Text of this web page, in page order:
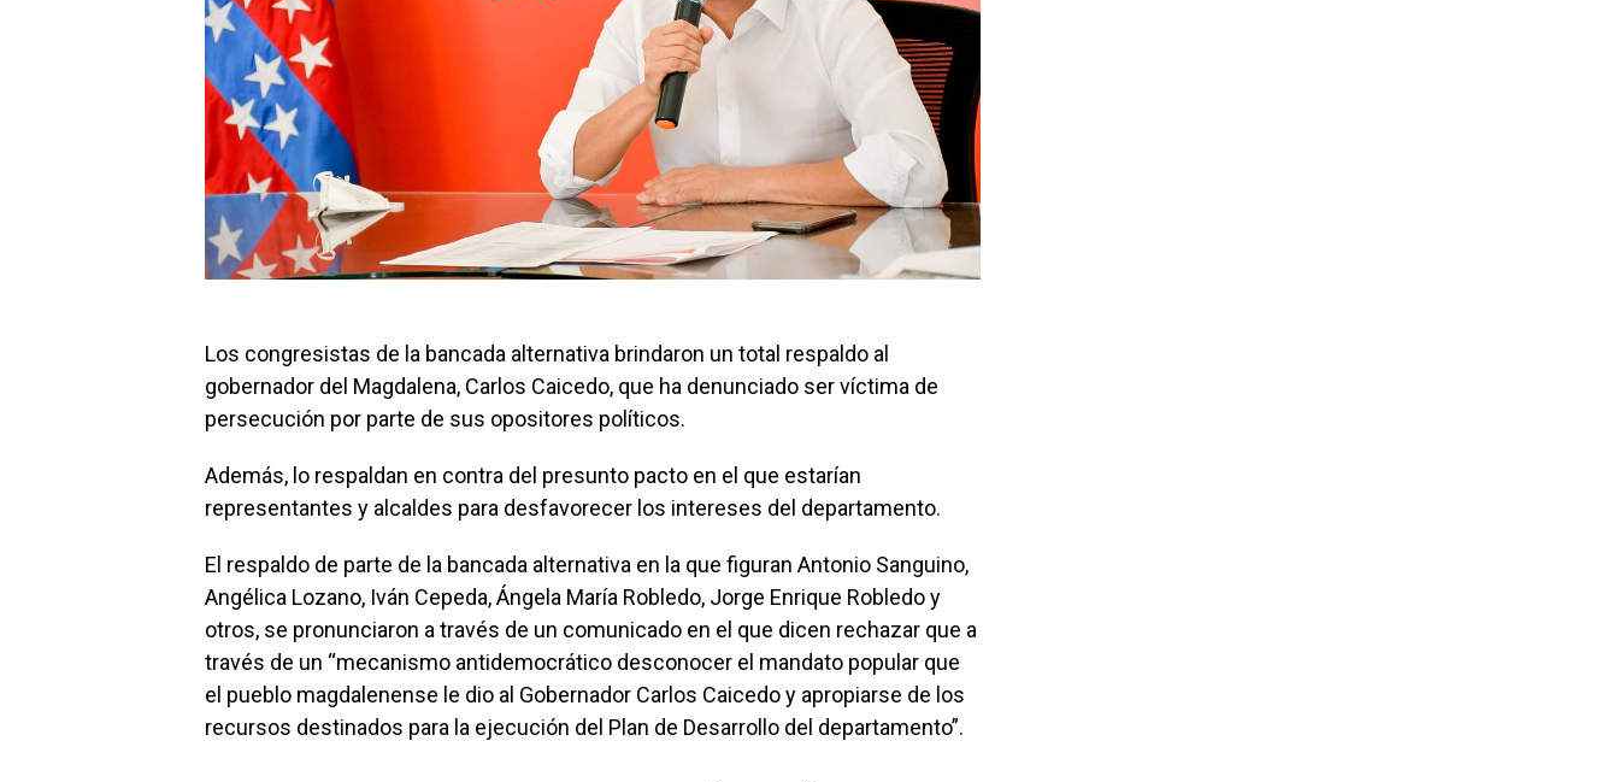
Los congresistas de la bancada alternativa brindaron un total respaldo al
gobernador del Magdalena, Carlos Caicedo, que ha denunciado ser víctima de
persecución por parte de sus opositores políticos.
Además, lo respaldan en contra del presunto pacto en el que estarían
representantes y alcaldes para desfavorecer los intereses del departamento.
El respaldo de parte de la bancada alternativa en la que figuran Antonio Sanguino,
Angélica Lozano, Iván Cepeda, Ángela María Robledo, Jorge Enrique Robledo y
otros, se pronunciaron a través de un comunicado en el que dicen rechazar que a
través de un “mecanismo antidemocrático desconocer el mandato popular que
el pueblo magdalenense le dio al Gobernador Carlos Caicedo y apropiarse de los
recursos destinados para la ejecución del Plan de Desarrollo del departamento”.